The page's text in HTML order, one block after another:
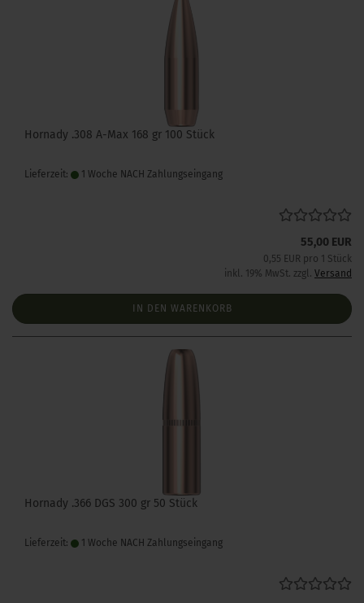
Hornady .308 A-Max 168 gr 100 Stück
Lieferzeit: 1 Woche NACH Zahlungseingang
55,00 EUR
0,55 EUR pro 1 Stück
inkl. 19% MwSt. zzgl. Versand
IN DEN WARENKORB
Hornady .366 DGS 300 gr 50 Stück
Lieferzeit: 1 Woche NACH Zahlungseingang